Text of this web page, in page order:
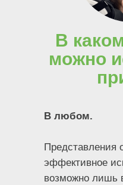
В
можно
В любом.
Представления
эффективное
возможно лишь